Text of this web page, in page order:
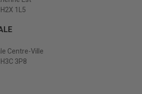
1L5
Centre-Ville
3P8